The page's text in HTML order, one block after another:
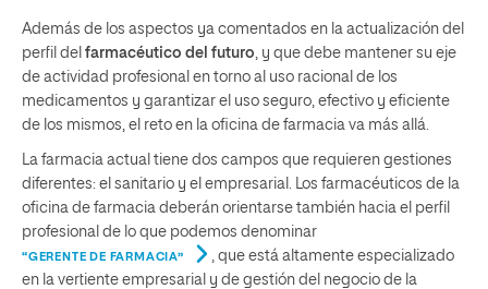
Además de los aspectos ya comentados en la actualización del
perfil del farmacéutico del futuro, y que debe mantener su eje
de actividad profesional en torno al uso racional de los
medicamentos y garantizar el uso seguro, efectivo y eficiente
de los mismos, el reto en la oficina de farmacia va más allá.
La farmacia actual tiene dos campos que requieren gestiones
diferentes: el sanitario y el empresarial. Los farmacéuticos de la
oficina de farmacia deberán orientarse también hacia el perfil
profesional de lo que podemos denominar
“GERENTE DE FARMACIA”
, que está altamente especializado
en la vertiente empresarial y de gestión del negocio de la